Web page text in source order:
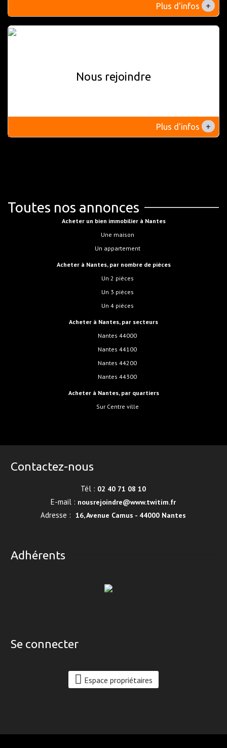
Plus d'infos +
Nous rejoindre
Plus d'infos +
Toutes nos annonces
Acheter un bien immobilier à Nantes
Une maison
Un appartement
Acheter à Nantes, par nombre de pièces
Un 2 pièces
Un 3 pièces
Un 4 pièces
Acheter à Nantes, par secteurs
Nantes 44000
Nantes 44100
Nantes 44200
Nantes 44300
Acheter à Nantes, par quartiers
sur Centre ville
Contactez-nous
Tél : 02 40 71 08 10
E-mail : nousrejoindre@www.twitim.fr
Adresse : 16, Avenue Camus - 44000 Nantes
Adhérents
Se connecter
Espace propriétaires